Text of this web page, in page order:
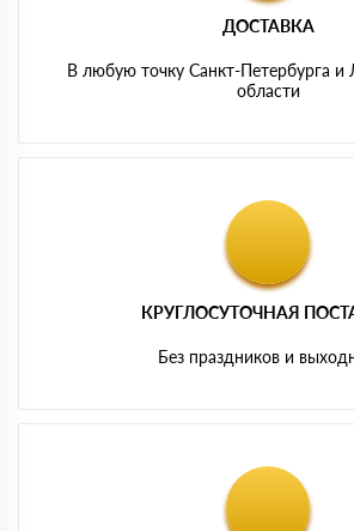
ДОСТАВКА
В любую точку Санкт-Петербурга и
области
КРУГЛОСУТОЧНАЯ
Без праздников и